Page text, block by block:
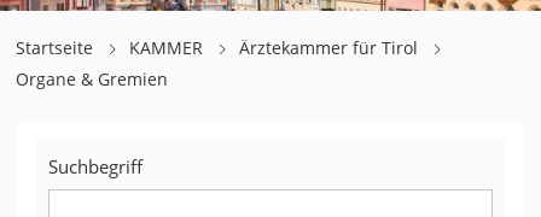
Startseite KAMMER
Ärztekammer für Tirol
Organe & Gremien
Suchbegriff